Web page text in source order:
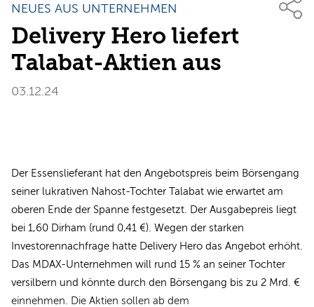
NEUES AUS UNTERNEHMEN
Delivery Hero liefert
Talabat-Aktien aus
03.12.24
Der Essenslieferant hat den Angebotspreis beim Börsengang
seiner lukrativen Nahost-Tochter Talabat wie erwartet am
oberen Ende der Spanne festgesetzt. Der Ausgabepreis liegt
bei 1,60 Dirham (rund 0,41 €). Wegen der starken
Investorennachfrage hatte Delivery Hero das Angebot erhöht.
Das MDAX-Unternehmen will rund 15 % an seiner Tochter
versilbern und könnte durch den Börsengang bis zu 2 Mrd. €
einnehmen. Die Aktien sollen ab dem